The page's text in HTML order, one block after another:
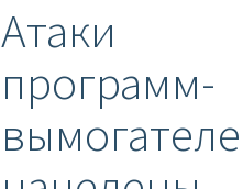
Атаки
программ-